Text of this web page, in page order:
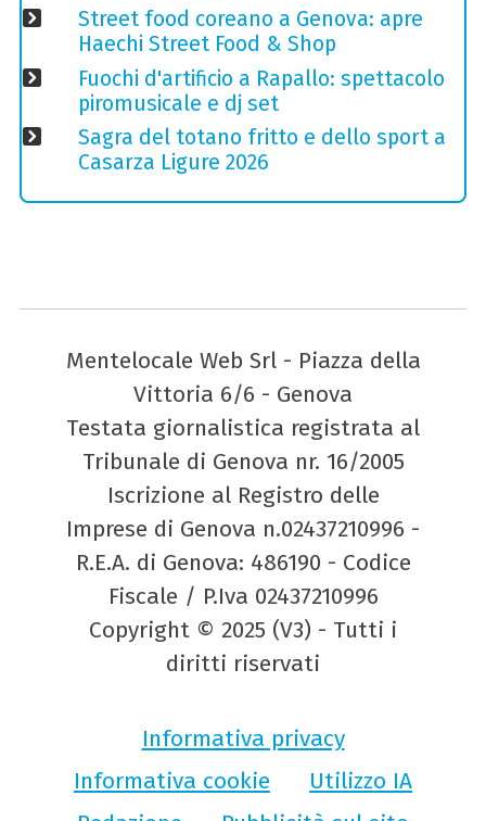
Street food coreano a Genova: apre
Haechi Street Food & Shop
Fuochi d'artificio a Rapallo: spettacolo
piromusicale e dj set
Sagra del totano fritto e dello sport a
Casarza Ligure 2026
Mentelocale Web Srl - Piazza della
Vittoria 6/6 - Genova
Testata giornalistica registrata al
Tribunale di Genova nr. 16/2005
Iscrizione al Registro delle
Imprese di Genova n.02437210996 -
R.E.A. di Genova: 486190 - Codice
Fiscale / P.Iva 02437210996
Copyright © 2025 (V3) - Tutti i
diritti riservati
Informativa privacy
Informativa cookie
Utilizzo IA